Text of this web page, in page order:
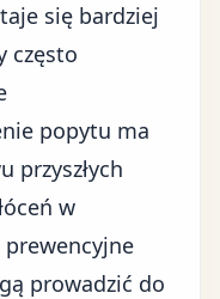
się bardziej
często
popytu ma
przyszłych
w
prowadzić do